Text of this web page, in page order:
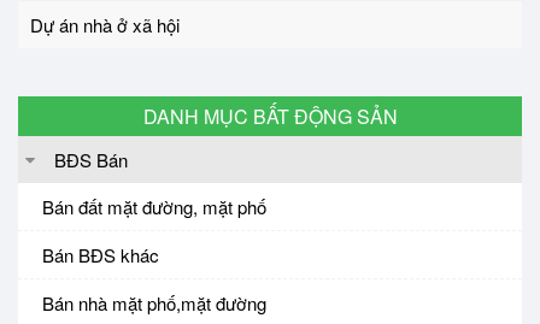
Dự án nhà ở xã hội
DANH MỤC BẤT ĐỘNG SẢN
BĐS Bán
Bán đất mặt đường, mặt phố
Bán BĐS khác
Bán nhà mặt phố,mặt đường